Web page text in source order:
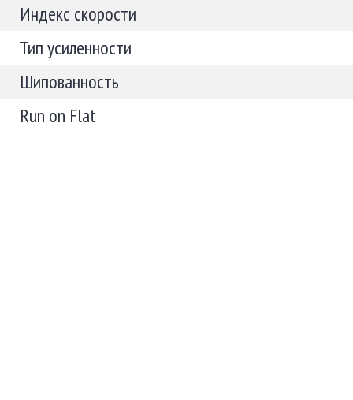
Индекс скорости
Тип усиленности
Шипованность
Run on Flat